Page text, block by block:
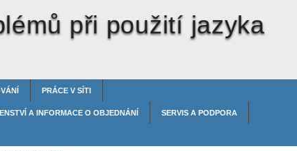
při použití jazyka
PRÁCE V SÍTI
A INFORMACE O OBJEDNÁNÍ SERVIS A PODPORA